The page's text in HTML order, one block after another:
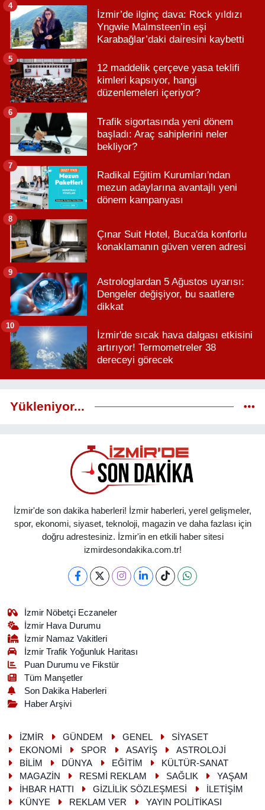
İzmir’de ilginç dava: Rock yıldızı
Yngwie Malmsteen’in eşi
Karabağlar’daki dairesini kaybetti
4
12 maddelik çerçeve yasa teklifi
kimleri kapsıyor, hangi
düzenlemeleri içeriyor?
5
Trafik sigortasında yeni dönem
başladı: Araç sahiplerini neler
bekliyor?
6
Radikal Eğitim Kurumları'ndan
mezun adaylarına avantajlı yeni
dönem kampanyası
7
Çınar Suit Hotel, Buca'da konforlu
konaklamanın güven veren adresi
8
Astrologlardan 5 Ağustos uyarısı:
Dengeler değişiyor, bu saatlere
dikkat
9
İzmir'de sıcak hava dalgası etkisini
artırıyor! Termometreler 38
dereceyi görecek
10
Yükleniyor...
İzmir'de son dakika haberleri! İzmir haberleri, yerel gelişmeler,
spor, ekonomi, siyaset, teknoloji, magazin ve daha fazlası için
doğru adrestesiniz. İzmir'in en etkili haber sitesi
izmirdesondakika.com.tr!
İzmir Nöbetçi Eczaneler
İzmir Hava Durumu
İzmir Namaz Vakitleri
İzmir Trafik Yoğunluk Haritası
Puan Durumu ve Fikstür
Tüm Manşetler
Son Dakika Haberleri
Haber Arşivi
İZMİR GÜNDEM GENEL
SİYASET
EKONOMİ
SPOR ASAYİŞ
ASTROLOJİ
BİLİM
DÜNYA EĞİTİM
KÜLTÜR-SANAT
MAGAZİN
RESMİ REKLAM SAĞLIK
YAŞAM
İHBAR HATTI
GİZLİLİK SÖZLEŞMESİ
İLETİŞİM
KÜNYE
REKLAM VER YAYIN POLİTİKASI